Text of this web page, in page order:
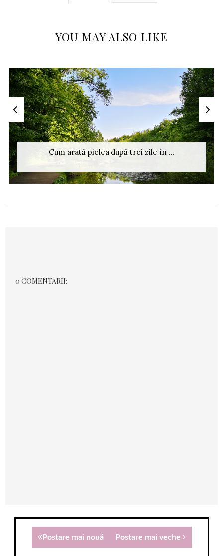
YOU MAY ALSO LIKE
Cum arată pielea după trei zile în ...
0 COMENTARII:
Postare mai nouă Postare mai veche